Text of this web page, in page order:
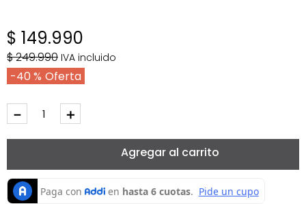
$ 149.990
$249.990 IVA incluido
40 %
＋
－
Agregar al carrito